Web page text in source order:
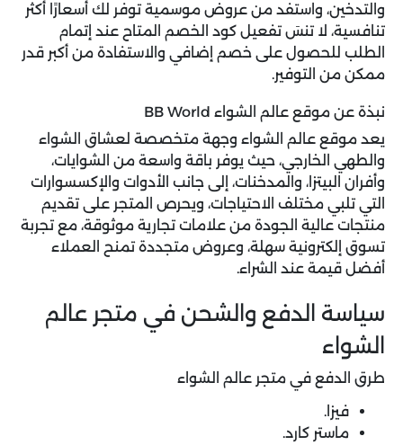
والتدخين، واستفد من عروض موسمية توفر لك أسعارًا أكثر
تنافسية، لا تنسَ تفعيل كود الخصم المتاح عند إتمام
الطلب للحصول على خصم إضافي والاستفادة من أكبر قدر
ممكن من التوفير.
نبذة عن موقع عالم الشواء BB World
يعد موقع عالم الشواء وجهة متخصصة لعشاق الشواء
والطهي الخارجي، حيث يوفر باقة واسعة من الشوايات،
وأفران البيتزا، والمدخنات، إلى جانب الأدوات والإكسسوارات
التي تلبي مختلف الاحتياجات، ويحرص المتجر على تقديم
منتجات عالية الجودة من علامات تجارية موثوقة، مع تجربة
تسوق إلكترونية سهلة، وعروض متجددة تمنح العملاء
أفضل قيمة عند الشراء.
سياسة الدفع والشحن في متجر عالم
الشواء
طرق الدفع في متجر عالم الشواء
فيزا.
ماستر كارد.